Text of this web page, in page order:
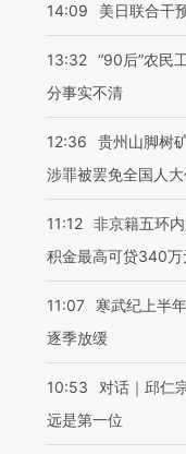
14:09 美日联合干
13:32 “90后”农民
分事实不清
12:36
贵州山脚树
涉罪被罢免全国人
11:12 非京籍五环
积金最高可贷340万
11:07
寒武纪上半
逐季放缓
10:53
对话｜邱仁
远是第一位